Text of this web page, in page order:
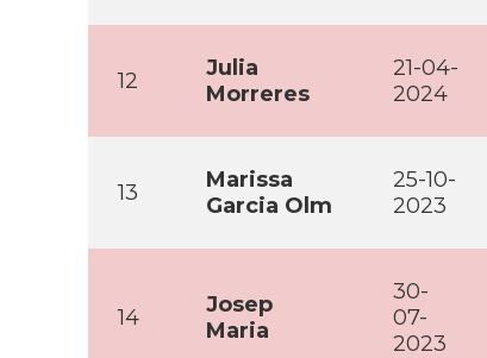
12
Julia
Morreres
21-04-
2024
13
Marissa
Garcia Olm
25-10-
2023
14
Josep
Maria
30-
07-
2023